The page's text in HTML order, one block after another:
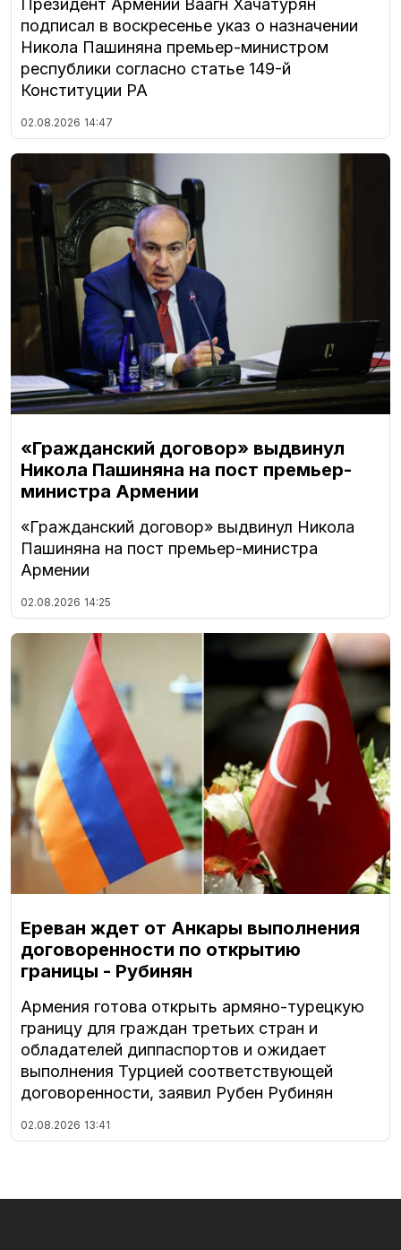
Президент Армении Ваагн Хачатурян
подписал в воскресенье указ о назначении
Никола Пашиняна премьер-министром
республики согласно статье 149-й
Конституции РА
02.08.2026 14:47
«Гражданский договор» выдвинул
Никола Пашиняна на пост премьер-
министра Армении
«Гражданский договор» выдвинул Никола
Пашиняна на пост премьер-министра
Армении
02.08.2026 14:25
Ереван ждет от Анкары выполнения
договоренности по открытию
границы - Рубинян
Армения готова открыть армяно-турецкую
границу для граждан третьих стран и
обладателей диппаспортов и ожидает
выполнения Турцией соответствующей
договоренности, заявил Рубен Рубинян
02.08.2026 13:41